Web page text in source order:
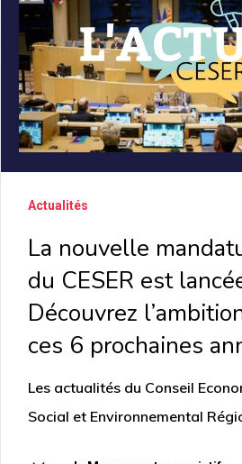
mandature
CESER
est
lancée!
Découvrez
prochaines
Actualités
La nouvelle
du CESER est
Découvrez
ces 6 prochaines
Les actualités du Conseil
Social et Environnemental